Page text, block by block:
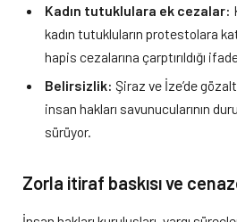
Kadın tutuklulara ek cezalar:
kadın tutukluların protestolara
hapis cezalarına çarptırıldığı
Belirsizlik: Şiraz ve İze’de
insan hakları savunucularının
sürüyor.
Zorla itiraf baskısı ve